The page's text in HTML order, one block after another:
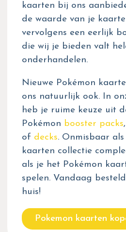
kaarten bij ons
de waarde van je
vervolgens een eerlijk
die wij je bieden valt
onderhandelen.
Nieuwe Pokémon
ons natuurlijk ook. In
heb je ruime keuze uit
Pokémon booster packs,
of decks. Onmisbaar
kaarten collectie
als je het Pokémon
spelen. Vandaag
huis!
Pokemon kaarten